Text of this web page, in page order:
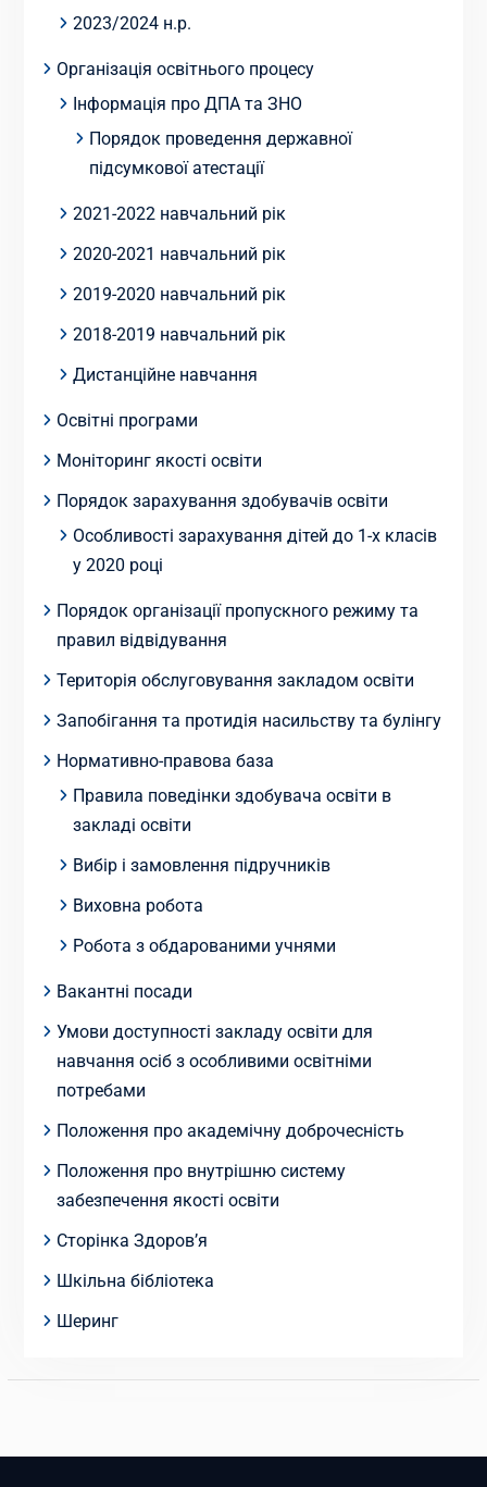
2023/2024 н.р.
Організація освітнього процесу
Інформація про ДПА та ЗНО
Порядок проведення державної
підсумкової атестації
2021-2022 навчальний рік
2020-2021 навчальний рік
2019-2020 навчальний рік
2018-2019 навчальний рік
Дистанційне навчання
Освітні програми
Моніторинг якості освіти
Порядок зарахування здобувачів освіти
Особливості зарахування дітей до 1-х класів
у 2020 році
Порядок організації пропускного режиму та
правил відвідування
Територія обслуговування закладом освіти
Запобігання та протидія насильству та булінгу
Нормативно-правова база
Правила поведінки здобувача освіти в
закладі освіти
Вибір і замовлення підручників
Виховна робота
Робота з обдарованими учнями
Вакантні посади
Умови доступності закладу освіти для
навчання осіб з особливими освітніми
потребами
Положення про академічну доброчесність
Положення про внутрішню систему
забезпечення якості освіти
Сторінка Здоров’я
Шкільна бібліотека
Шеринг